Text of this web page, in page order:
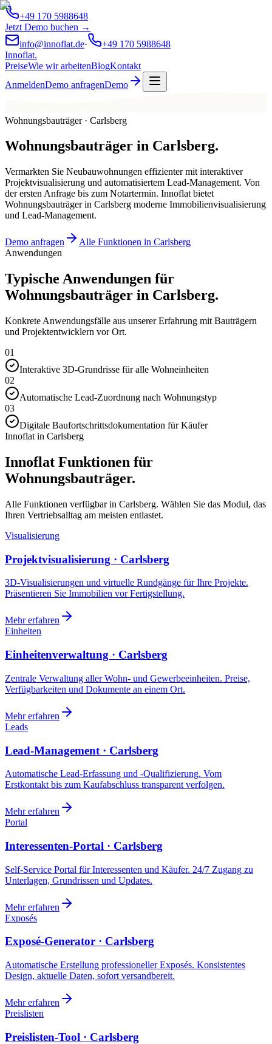
+49 170 5988648
Jetzt Demo buchen →
info@innoflat.de·
+49 170 5988648
Innoflat.
PreiseWie wir arbeitenBlogKontakt
AnmeldenDemo anfragenDemo
Wohnungsbauträger · Carlsberg
Wohnungsbauträger in Carlsberg.
Vermarkten Sie Neubauwohnungen effizienter mit interaktiver
Projektvisualisierung und automatisiertem Lead-Management. Von
der ersten Anfrage bis zum Notartermin. Innoflat bietet
Wohnungsbauträger in Carlsberg moderne Immobilienvisualisierung
und Lead-Management.
Demo anfragen
Alle Funktionen in Carlsberg
Anwendungen
Typische Anwendungen für
Wohnungsbauträger in Carlsberg.
Konkrete Anwendungsfälle aus unserer Erfahrung mit Bauträgern
und Projektentwicklern vor Ort.
01
Interaktive 3D-Grundrisse für alle Wohneinheiten
02
Automatische Lead-Zuordnung nach Wohnungstyp
03
Digitale Baufortschrittsdokumentation für Käufer
Innoflat in Carlsberg
Innoflat Funktionen für
Wohnungsbauträger.
Alle Funktionen verfügbar in Carlsberg. Wählen Sie das Modul, das
Ihren Vertriebsalltag am meisten entlastet.
Visualisierung
Projektvisualisierung · Carlsberg
3D-Visualisierungen und virtuelle Rundgänge für Ihre Projekte.
Präsentieren Sie Immobilien vor Fertigstellung.
Mehr erfahren
Einheiten
Einheitenverwaltung · Carlsberg
Zentrale Verwaltung aller Wohn- und Gewerbeeinheiten. Preise,
Verfügbarkeiten und Dokumente an einem Ort.
Mehr erfahren
Leads
Lead-Management · Carlsberg
Automatische Lead-Erfassung und -Qualifizierung. Vom
Erstkontakt bis zum Kaufabschluss transparent verfolgen.
Mehr erfahren
Portal
Interessenten-Portal · Carlsberg
Self-Service Portal für Interessenten und Käufer. 24/7 Zugang zu
Unterlagen, Grundrissen und Updates.
Mehr erfahren
Exposés
Exposé-Generator · Carlsberg
Automatische Erstellung professioneller Exposés. Konsistentes
Design, aktuelle Daten, sofort versandbereit.
Mehr erfahren
Preislisten
Preislisten-Tool · Carlsberg